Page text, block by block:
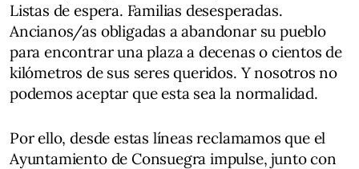
Listas de espera. Familias desesperadas.
Ancianos/as obligadas a abandonar su pueblo
para encontrar una plaza a decenas o cientos de
kilómetros de sus seres queridos. Y nosotros no
podemos aceptar que esta sea la normalidad.
Por ello, desde estas líneas reclamamos que el
Ayuntamiento de Consuegra impulse, junto con